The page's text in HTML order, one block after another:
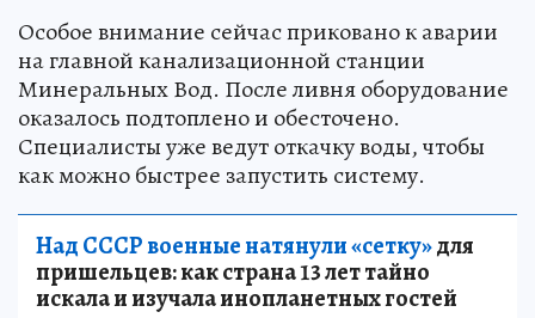
Особое внимание сейчас приковано к аварии
на главной канализационной станции
Минеральных Вод. После ливня оборудование
оказалось подтоплено и обесточено.
Специалисты уже ведут откачку воды, чтобы
как можно быстрее запустить систему.
Над СССР военные натянули «сетку»для
пришельцев: как страна 13 лет тайно
искала и изучала инопланетных гостей